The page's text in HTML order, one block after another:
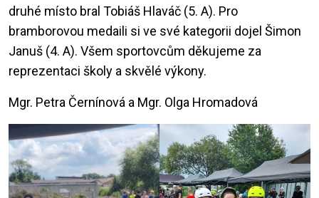
druhé místo bral Tobiáš Hlaváč (5. A). Pro
bramborovou medaili si ve své kategorii dojel Šimon
Januš (4. A). Všem sportovcům děkujeme za
reprezentaci školy a skvělé výkony.
Mgr. Petra Černínová a Mgr. Olga Hromadová